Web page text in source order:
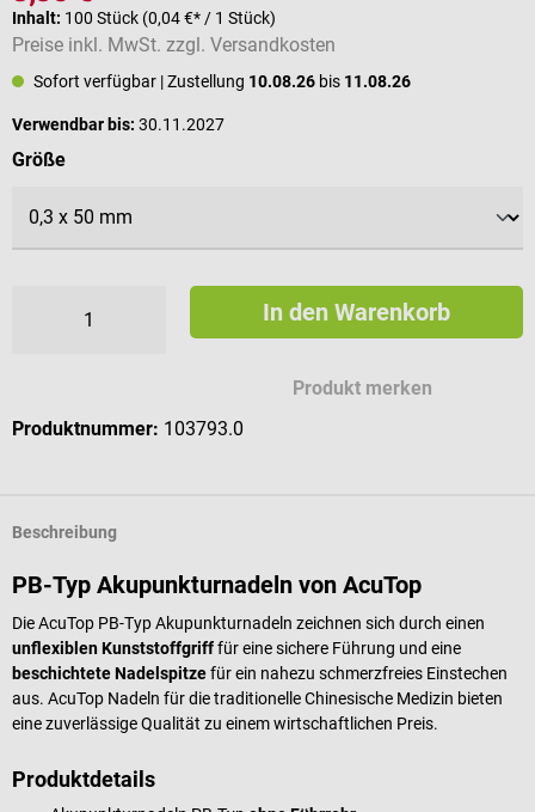
Inhalt: 100 Stück (0,04 €* / 1 Stück)
Preise inkl. MwSt. zzgl. Versandkosten
Sofort verfügbar | Zustellung 10.08.26 bis 11.08.26
Verwendbar bis: 30.11.2027
Größeauswählen
In den Warenkorb
Produkt merken
Produktnummer: 103793.0
Beschreibung
PB-Typ Akupunkturnadeln von AcuTop
Die AcuTop PB-Typ Akupunkturnadeln zeichnen sich durch einen
unflexiblen Kunststoffgrifffür eine sichere Führung und eine
beschichtete Nadelspitzefür ein nahezu schmerzfreies Einstechen
aus. AcuTop Nadeln für die traditionelle Chinesische Medizin bieten
eine zuverlässige Qualität zu einem wirtschaftlichen Preis.
Produktdetails